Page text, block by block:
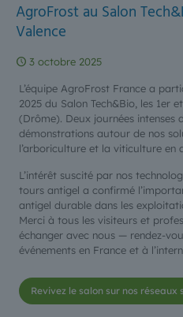
AgroFrost au Salon
Valence
3 octobre 2025
L’équipe AgroFrost France a
2025 du Salon Tech&Bio, les 1er
(Drôme). Deux journées intenses
démonstrations autour de nos
l’arboriculture et la viticulture en
L’intérêt suscité par nos
tours antigel a confirmé
antigel durable dans les
Merci à tous les visiteurs et
échanger avec nous — rendez-
événements en France et à
Revivez le salon sur nos réseaux